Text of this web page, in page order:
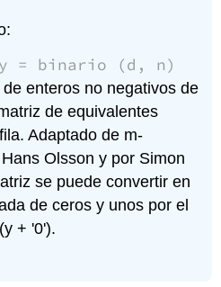
= binario (d, n)
de enteros no negativos de
de equivalentes
Adaptado de m-
Olsson y por Simon
se puede convertir en
de ceros y unos por el
+ '0').